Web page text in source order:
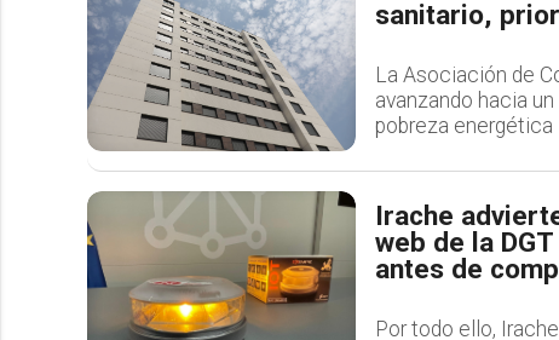
sanitario,
La Asociación de
avanzando hacia
pobreza energética
Irache
web de la
antes de
Por todo ello,